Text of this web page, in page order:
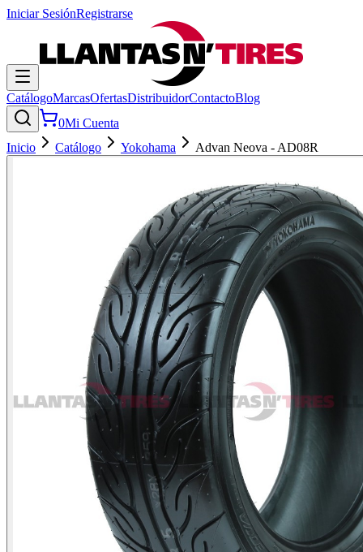
Iniciar SesiónRegistrarse
CatálogoMarcasOfertasDistribuidorContactoBlog
0Mi Cuenta
Inicio
Catálogo Yokohama Advan Neova - AD08R